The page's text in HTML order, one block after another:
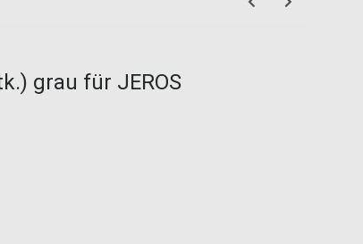
grau für JEROS